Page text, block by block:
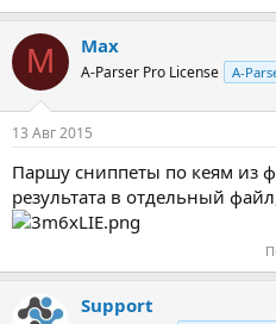
M Max
A-Parser Pro License A-
13 Авг 2015
Паршу сниппеты по кеям из
результата в отдельный
Support